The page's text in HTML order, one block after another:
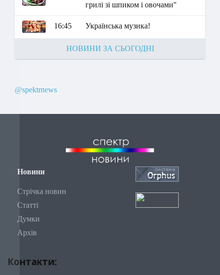
грилі зі шпиком і овочами"
16:45 Українська музика!
НОВИНИ ЗА СЬОГОДНІ
@spektrnews
Новини
Стрічка новин
Статті
Думки
Архів
Контакти: